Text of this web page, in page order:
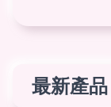
最新產品